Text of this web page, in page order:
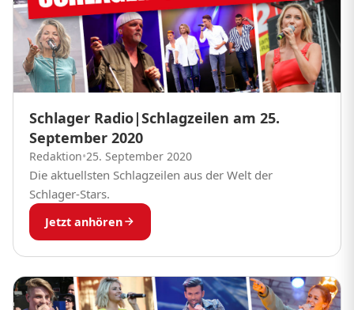
Schlager Radio|Schlagzeilen am 25.
September 2020
Redaktion•25. September 2020
Die aktuellsten Schlagzeilen aus der Welt der
Schlager-Stars.
Jetzt anhören